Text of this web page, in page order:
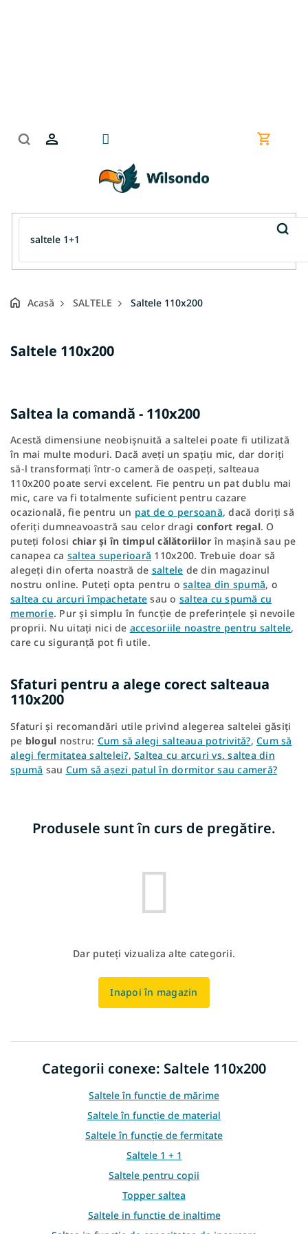
Coş
Acasă SALTELE Saltele 110x200
Saltele 110x200
Saltea la comandă - 110x200
Acestă dimensiune neobișnuită a saltelei poate fi utilizată
în mai multe moduri. Dacă aveți un spațiu mic, dar doriți
să-l transformați într-o cameră de oaspeți, salteaua
110x200 poate servi excelent. Fie pentru un pat dublu mai
mic, care va fi totalmente suficient pentru cazare
ocazională, fie pentru un pat de o persoană, dacă doriți să
oferiți dumneavoastră sau celor dragi confort regal. O
puteți folosi chiar și în timpul călătoriilor în mașină sau pe
canapea ca saltea superioară 110x200. Trebuie doar să
alegeți din oferta noastră de saltele de din magazinul
nostru online. Puteți opta pentru o saltea din spumă, o
saltea cu arcuri împachetate sau o saltea cu spumă cu
memorie. Pur și simplu în funcție de preferințele și nevoile
proprii. Nu uitați nici de accesoriile noastre pentru saltele,
care cu siguranță pot fi utile.
Sfaturi pentru a alege corect salteaua
110x200
Sfaturi și recomandări utile privind alegerea saltelei găsiți
pe blogul nostru: Cum să alegi salteaua potrivită?, Cum să
alegi fermitatea saltelei?, Saltea cu arcuri vs. saltea din
spumă sau Cum să așezi patul în dormitor sau cameră?
Produsele sunt în curs de pregătire.
Dar puteţi vizualiza alte categorii.
Inapoi în magazin
Categorii conexe: Saltele 110x200
Saltele în funcție de mărime
Saltele în funcție de material
Saltele în funcție de fermitate
Saltele 1 + 1
Saltele pentru copii
Topper saltea
Saltele in functie de inaltime